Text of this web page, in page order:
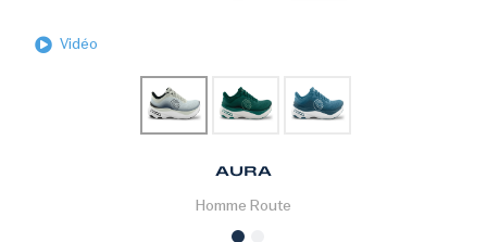
Vidéo
AURA
Homme Route